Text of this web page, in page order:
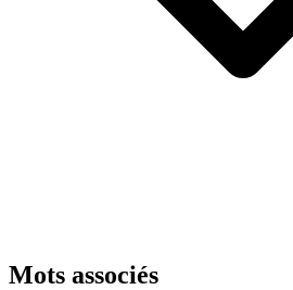
Mots associés